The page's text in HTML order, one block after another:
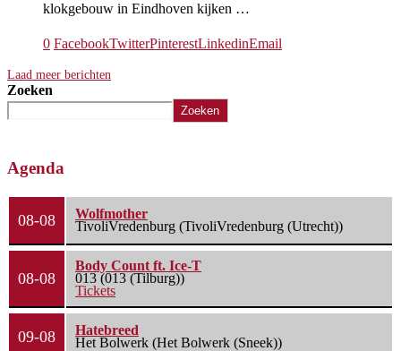
klokgebouw in Eindhoven kijken …
0 FacebookTwitterPinterestLinkedinEmail
Laad meer berichten
Zoeken
Zoeken
Agenda
08-08
Wolfmother
TivoliVredenburg (TivoliVredenburg (Utrecht))
08-08
Body Count ft. Ice-T
013 (013 (Tilburg))
Tickets
09-08
Hatebreed
Het Bolwerk (Het Bolwerk (Sneek))